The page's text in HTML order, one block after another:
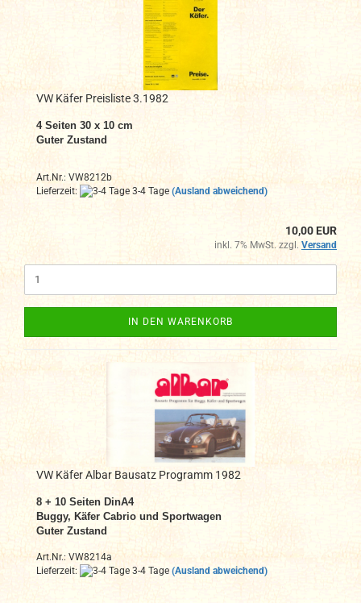
VW Käfer Preisliste 3.1982
4 Seiten 30 x 10 cm
Guter Zustand
Art.Nr.: VW8212b
Lieferzeit:
3-4 Tage (Ausland abweichend)
10,00 EUR
inkl. 7% MwSt. zzgl. Versand
IN DEN WARENKORB
VW Käfer Albar Bausatz Programm 1982
8 + 10 Seiten DinA4
Buggy, Käfer Cabrio und Sportwagen
Guter Zustand
Art.Nr.: VW8214a
Lieferzeit:
3-4 Tage (Ausland abweichend)